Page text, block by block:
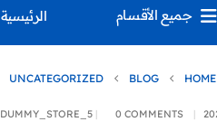
جميع الأقسام الرئيسية
HOME
BLOG
UNCATEGORIZED
DUMMY_STORE_5 0 COMMENTS